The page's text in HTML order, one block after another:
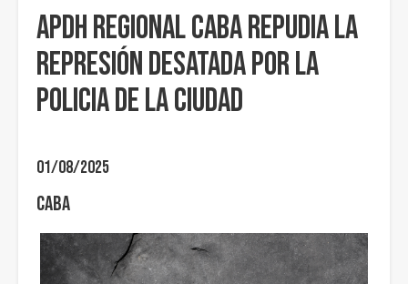
sitio
APDH Regional CABA repudia la
represión desatada por la
Policia de la Ciudad
01/08/2025
CABA